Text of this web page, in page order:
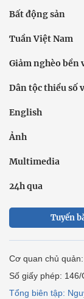
Bất động sản
Tuần Việt Nam
Giảm nghèo bền
Dân tộc thiểu số
English
Ảnh
Multimedia
24h qua
Tuyến
Cơ quan chủ
Số giấy phép:
Tổng biên tập: